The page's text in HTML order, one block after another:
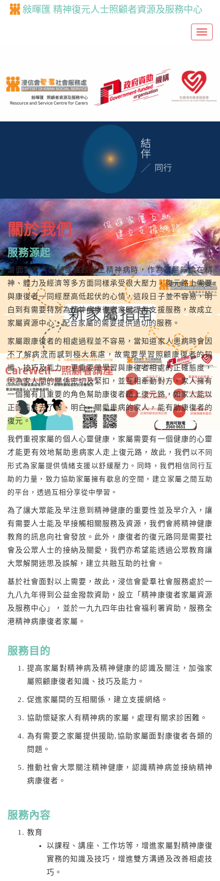
敍暉匯 精神復元人士照顧者資源及服務中心
T
e
n
v
關於我們
服務源起
當面對家人懷疑或確診患上精神病時，作為家屬無論在精
神、體力及經濟等多方面同樣承受很大壓力，復元路上需要
與康復者一同經歷高低起伏的心情，這段日子並不容易，明
白到有需要特別為精神病康復者家屬提供支援服務，故成立
家屬資源中心，配合家屬的需要提供適切的服務。
家屬跟康復者的相處過程並不容易，當知道家人患病時會因
不了解病況而感到極大焦慮，故需要學習照顧康復者的知
識、技巧及能力，更重要是學習與康復者相處的正確態度，
因為家人間的關係密切及緊扣，並互相牽動對方，家人擁有
一個獨有且重要的角色幫助康復者踏上復元路，如家人能以
正面態度去了解、明白、關愛患病的家人，能有助康復者的
復元。
我們重視家屬的個人心靈健康，家屬需要有一個健康的心靈
才能更有效地幫助患病家人走上復元路，故此，我們 以不同
形式為家屬提供情緒支援以舒緩壓力。同時，我們相信同行互
助的力量，致力協助家屬擁有歇息的空間，建立家屬之間互助
的平台，透過互相分享從中學習。
為了讓大眾能及早注意到精神健康的重要性並及早介入，讓
有需要人士能及早接觸相關服務及資源，我們會將精神健康
教育的訊息向社會發放。此外，康復者的復元路同是需要社
會及公眾人士的接納及關愛，我們亦希望能透過公眾教育讓
大眾解開迷思及誤解，建立共融互助的社會。
基於社會面對以上需要，故此，浸信會愛羣社會服務處於一
九八九年得到公益金撥款資助，設立「精神康復者家屬資源
及服務中心」，並於一九九四年由社會福利署資助，服務全
港精神病康復者家屬。
服務目的
提高家屬對精神病及精神健康的認識及關注，加強家
屬照顧康復者知識、技巧及能力。
促進家屬間的互相關係，建立支援網絡。
協助懷疑家人有精神病的家屬，處理有關求診困難。
為有需要之家屬提供援助,協助家屬面對康復者各類的
問題。
推動社會大眾關注精神健康，認識精神病並接納精神
病康復者。
服務內容
教育
以課程、講座、工作坊等，增進家屬對精神康復
實務的知識及技巧，增進雙方溝通及改善相處技
巧。